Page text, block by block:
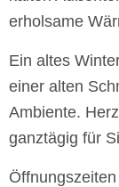
erholsame
Ein altes
einer alten
Ambiente.
ganztägig für